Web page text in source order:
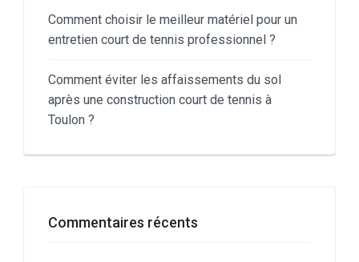
Comment choisir le meilleur matériel pour un
entretien court de tennis professionnel ?
Comment éviter les affaissements du sol
après une construction court de tennis à
Toulon ?
Commentaires récents